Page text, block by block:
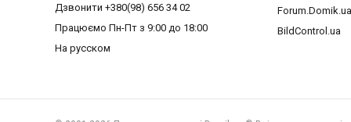
Дзвонити +380(98) 656 34 02
Працюємо Пн-Пт з 9:00 до 18:00
На русском
Forum.Domik.ua
BildControl.ua